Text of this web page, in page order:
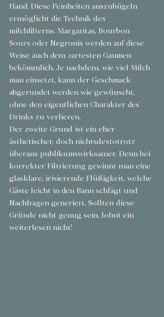
Hand. Diese Feinheiten auszubügeln
ermöglicht die Technik des
milchfilterns. Margaritas, Bourbon
Sours oder Negronis werden auf diese
Weise auch dem zartesten Gaumen
bekömmlich. Je nachdem, wie viel Milch
man einsetzt, kann der Geschmack
abgerundet werden wie gewünscht,
ohne den eigentlichen Charakter des
Drinks zu verlieren.
Der zweite Grund ist ein eher
ästhetischer, doch nichtsdestotrotz
überaus publikumswirksamer. Denn bei
korrekter Filtrierung gewinnt man eine
glasklare, irisierende Flüßigkeit, welche
Gäste leicht in den Bann schlägt und
Nachfragen generiert. Sollten diese
Gründe nicht genug sein, lohnt ein
weiterlesen nicht!